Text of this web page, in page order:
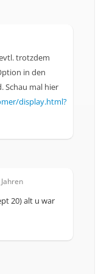
trotzdem
in den
Schau mal hier
display.html?
20) alt u war